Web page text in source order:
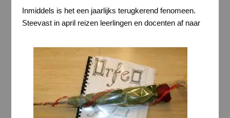
Inmiddels is het een jaarlijks terugkerend fenomeen.
Steevast in april reizen leerlingen en docenten af naar